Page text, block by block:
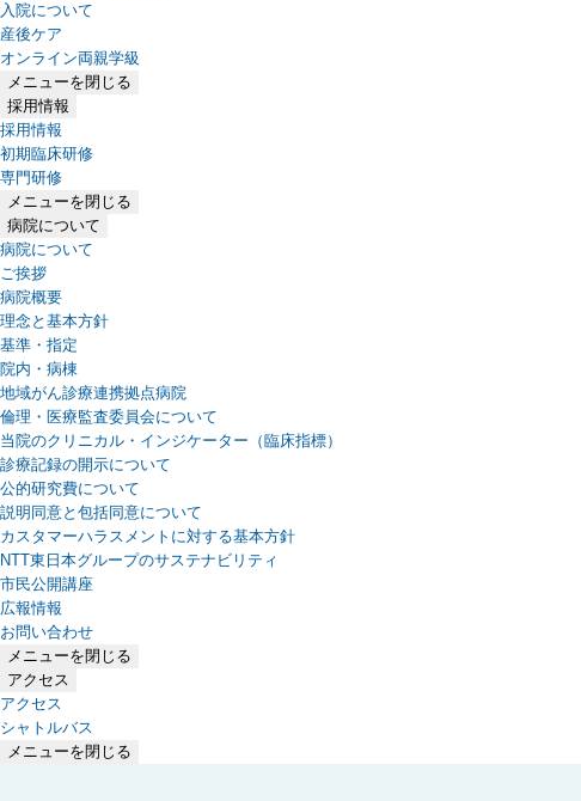
入院について
産後ケア
オンライン両親学級
メニューを閉じる
採用情報
採用情報
初期臨床研修
専門研修
メニューを閉じる
病院について
病院について
ご挨拶
病院概要
理念と基本方針
基準・指定
院内・病棟
地域がん診療連携拠点病院
倫理・医療監査委員会について
当院のクリニカル・インジケーター（臨床指標）
診療記録の開示について
公的研究費について
説明同意と包括同意について
カスタマーハラスメントに対する基本方針
NTT東日本グループのサステナビリティ
（新しいタブで開きます）
市民公開講座
広報情報
お問い合わせ
メニューを閉じる
アクセス
アクセス
シャトルバス
メニューを閉じる